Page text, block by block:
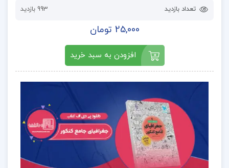
تعداد بازدید 993 بازدید
25,000 تومان
افزودن به سبد خرید